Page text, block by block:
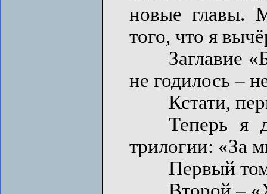
новые главы.
того, что я
Заглавие
не годилось –
Кстати,
Теперь я
трилогии: «За
Первый том